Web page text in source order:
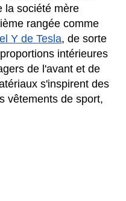
la société mère
rangée comme
Y de Tesla, de sorte
intérieures
de l'avant et de
s'inspirent des
vêtements de sport,